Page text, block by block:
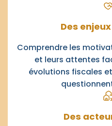
Des
Comprendre les
et leurs attentes
évolutions fiscales
Des